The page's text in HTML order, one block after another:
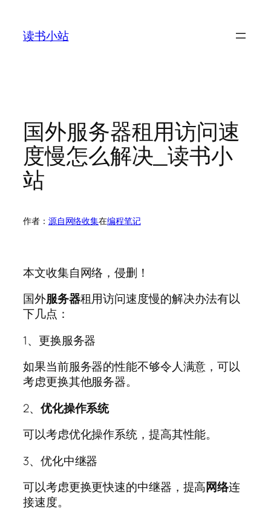
读书小站
国外服务器租用访问速
度慢怎么解决_读书小
站
作者： 源自网络收集在编程笔记
本文收集自网络，侵删！
国外服务器租用访问速度慢的解决办法有以
下几点：
1、更换服务器
如果当前服务器的性能不够令人满意，可以
考虑更换其他服务器。
2、 优化操作系统
可以考虑优化操作系统，提高其性能。
3、优化中继器
可以考虑更换更快速的中继器，提高网络连
接速度。